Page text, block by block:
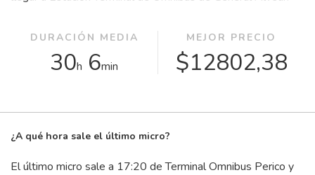
DURACIÓN MEDIA
30h 6min
MEJOR PRECIO
$12802,38
¿A qué hora sale el último micro?
El último micro sale a 17:20 de Terminal Omnibus Perico y